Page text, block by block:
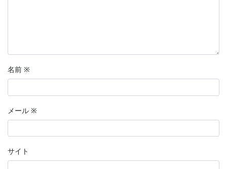
名前 ※
メール ※
サイト